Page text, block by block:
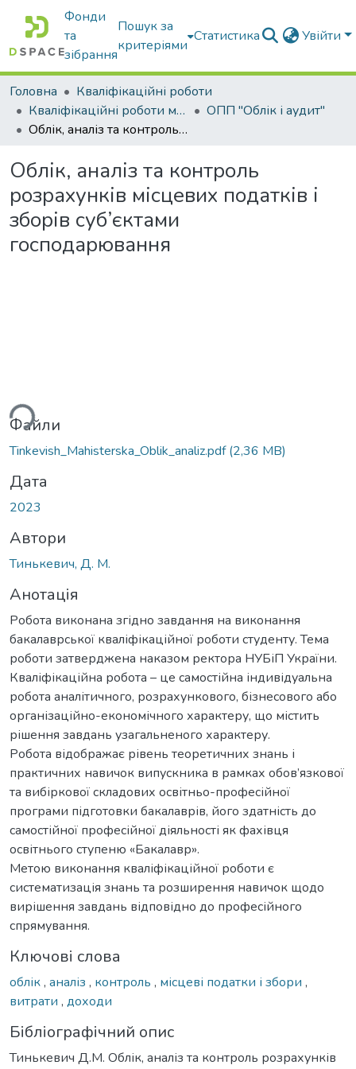
Фонди
та
зібрання
Пошук за
критеріями
Статистика Увійти
Головна
Кваліфікаційні роботи
Кваліфікаційні роботи магістрів
ОПП "Облік і аудит"
Облік, аналіз та контроль розрахунків місцевих податків і зборів суб’єктами господарювання
Облік, аналіз та контроль
розрахунків місцевих податків і
зборів суб’єктами
господарювання
Файли
Tinkevish_Mahisterska_Oblik_analiz.pdf(2,36 MB)
Дата
2023
Автори
Тинькевич, Д. М.
Анотація
Робота виконана згідно завдання на виконання
бакалаврської кваліфікаційної роботи студенту. Тема
роботи затверджена наказом ректора НУБіП України.
Кваліфікаційна робота – це самостійна індивідуальна
робота аналітичного, розрахункового, бізнесового або
організаційно-економічного характеру, що містить
рішення завдань узагальненого характеру.
Робота відображає рівень теоретичних знань і
практичних навичок випускника в рамках обов’язкової
та вибіркової складових освітньо-професійної
програми підготовки бакалаврів, його здатність до
самостійної професійної діяльності як фахівця
освітнього ступеню «Бакалавр».
Метою виконання кваліфікаційної роботи є
систематизація знань та розширення навичок щодо
вирішення завдань відповідно до професійного
спрямування.
Ключові слова
облік, аналіз , контроль , місцеві податки і збори ,
витрати , доходи
Бібліографічний опис
Тинькевич Д.М. Облік, аналіз та контроль розрахунків